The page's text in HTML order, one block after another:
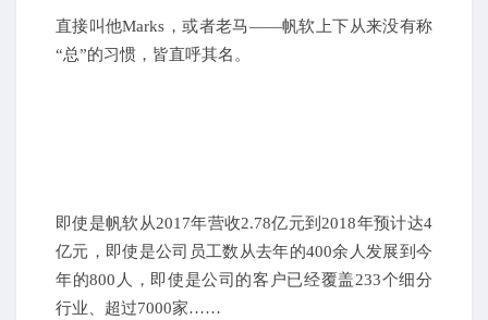
直接叫他Marks，或者老马——帆软上下从来没有称
“总”的习惯，皆直呼其名。
即使是帆软从2017年营收2.78亿元到2018年预计达4
亿元，即使是公司员工数从去年的400余人发展到今
年的800人，即使是公司的客户已经覆盖233个细分
行业、超过7000家……